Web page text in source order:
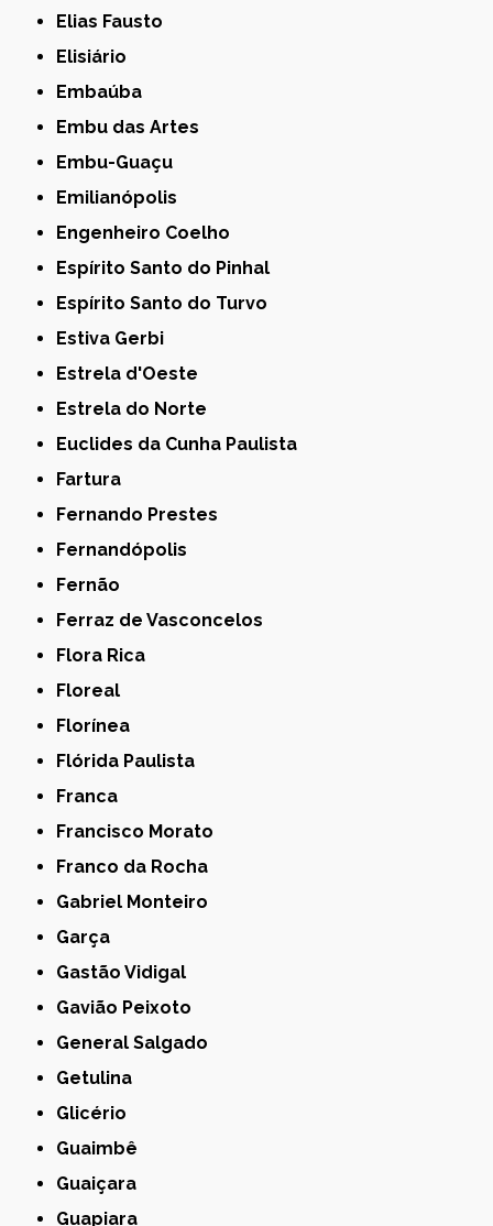
Elias Fausto
Elisiário
Embaúba
Embu das Artes
Embu-Guaçu
Emilianópolis
Engenheiro Coelho
Espírito Santo do Pinhal
Espírito Santo do Turvo
Estiva Gerbi
Estrela d'Oeste
Estrela do Norte
Euclides da Cunha Paulista
Fartura
Fernando Prestes
Fernandópolis
Fernão
Ferraz de Vasconcelos
Flora Rica
Floreal
Florínea
Flórida Paulista
Franca
Francisco Morato
Franco da Rocha
Gabriel Monteiro
Garça
Gastão Vidigal
Gavião Peixoto
General Salgado
Getulina
Glicério
Guaimbê
Guaiçara
Guapiara